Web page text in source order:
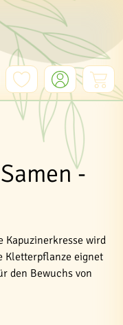
-
Kapuzinerkresse wird
Kletterpflanze eignet
den Bewuchs von